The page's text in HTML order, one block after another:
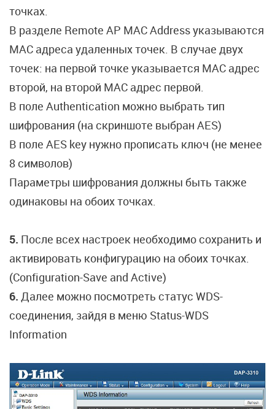
точках.
В разделе Remote AP MAC Address указываются
MAC адреса удаленных точек. В случае двух
точек: на первой точке указывается MAC адрес
второй, на второй MAC адрес первой.
В поле Authentication можно выбрать тип
шифрования (на скриншоте выбран AES)
В поле AES key нужно прописать ключ (не менее
8 символов)
Параметры шифрования должны быть также
одинаковы на обоих точках.
5. После всех настроек необходимо сохранить и
активировать конфигурацию на обоих точках.
(Configuration-Save and Active)
6. Далее можно посмотреть статус WDS-
соединения, зайдя в меню Status-WDS
Information